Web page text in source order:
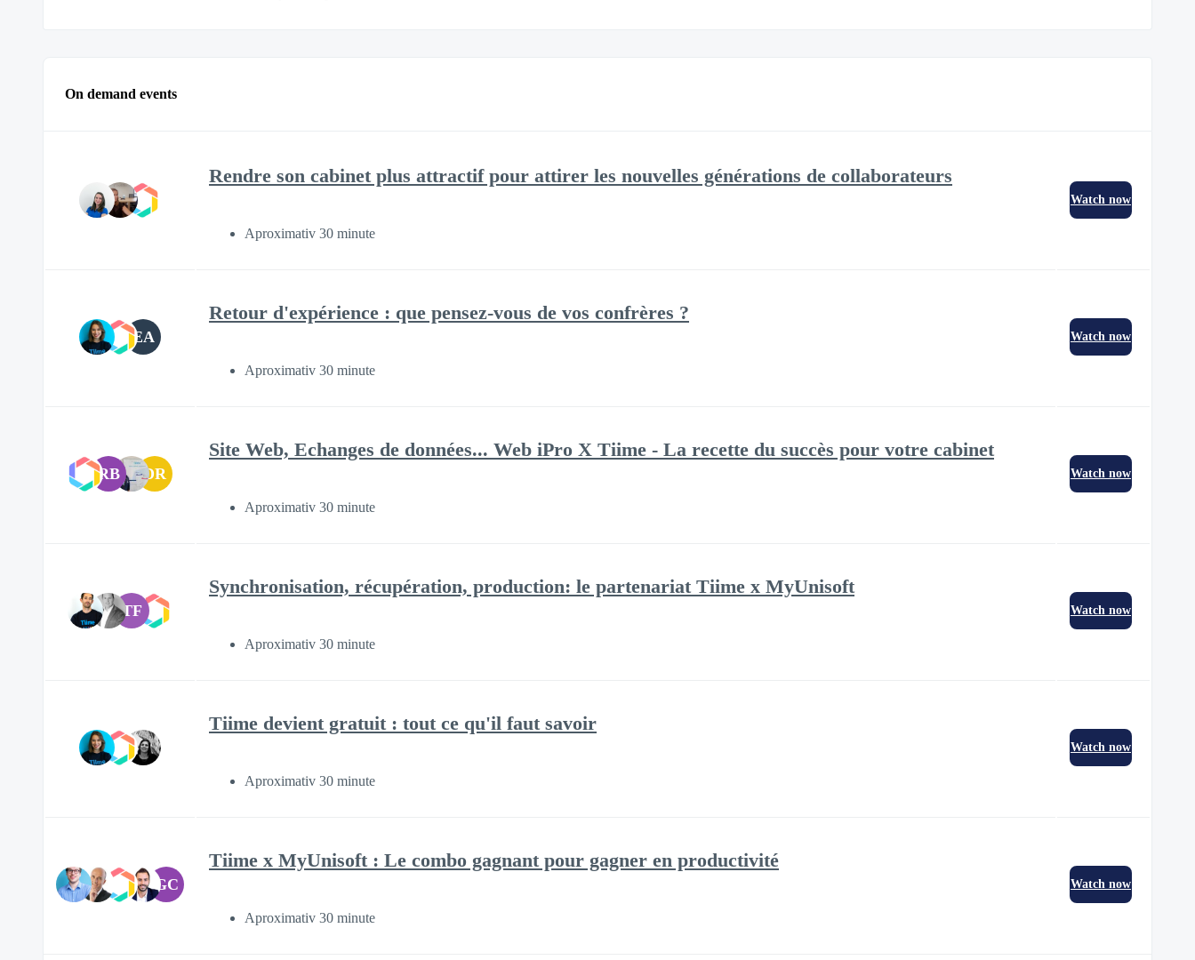
On demand events
Rendre son cabinet plus attractif pour attirer les nouvelles générations de collaborateurs
Aproximativ 30 minute
Watch now
EA
Retour d'expérience : que pensez-vous de vos confrères ?
Aproximativ 30 minute
Watch now
RB DR
Site Web, Echanges de données... Web iPro X Tiime - La recette du succès pour votre cabinet
Aproximativ 30 minute
Watch now
TF
Synchronisation, récupération, production: le partenariat Tiime x MyUnisoft
Aproximativ 30 minute
Watch now
Tiime devient gratuit : tout ce qu'il faut savoir
Aproximativ 30 minute
Watch now
GC
Tiime x MyUnisoft : Le combo gagnant pour gagner en productivité
Aproximativ 30 minute
Watch now